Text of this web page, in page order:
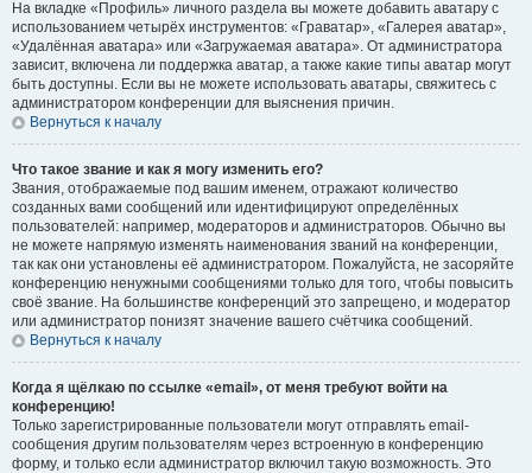
На вкладке «Профиль» личного раздела вы можете добавить аватару с
использованием четырёх инструментов: «Граватар», «Галерея аватар»,
«Удалённая аватара» или «Загружаемая аватара». От администратора
зависит, включена ли поддержка аватар, а также какие типы аватар могут
быть доступны. Если вы не можете использовать аватары, свяжитесь с
администратором конференции для выяснения причин.
Вернуться к началу
Что такое звание и как я могу изменить его?
Звания, отображаемые под вашим именем, отражают количество
созданных вами сообщений или идентифицируют определённых
пользователей: например, модераторов и администраторов. Обычно вы
не можете напрямую изменять наименования званий на конференции,
так как они установлены её администратором. Пожалуйста, не засоряйте
конференцию ненужными сообщениями только для того, чтобы повысить
своё звание. На большинстве конференций это запрещено, и модератор
или администратор понизят значение вашего счётчика сообщений.
Вернуться к началу
Когда я щёлкаю по ссылке «email», от меня требуют войти на
конференцию!
Только зарегистрированные пользователи могут отправлять email-
сообщения другим пользователям через встроенную в конференцию
форму, и только если администратор включил такую возможность. Это